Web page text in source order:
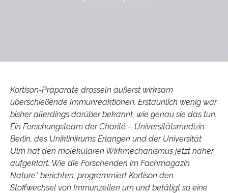
Kortison-Präparate drosseln äußerst wirksam
überschießende Immunreaktionen. Erstaunlich wenig war
bisher allerdings darüber bekannt, wie genau sie das tun.
Ein Forschungsteam der Charité – Universitätsmedizin
Berlin, des Uniklinikums Erlangen und der Universität
Ulm hat den molekularen Wirkmechanismus jetzt näher
aufgeklärt. Wie die Forschenden im Fachmagazin
Nature* berichten, programmiert Kortison den
Stoffwechsel von Immunzellen um und betätigt so eine